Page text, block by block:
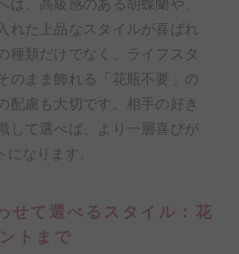
は、高級感のある胡蝶蘭や、
れた上品なスタイルが喜ばれ
種類だけでなく、ライフスタ
のまま飾れる「花瓶不要」の
配慮も大切です。相手の好き
して選べば、より一層喜びが
なります。
せて選べるスタイル：花
トまで